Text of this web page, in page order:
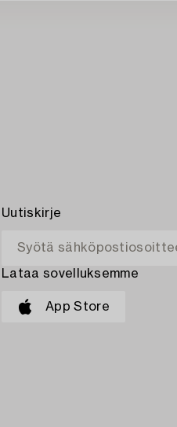
Uutiskirje
Lataa sovelluksemme
App Store